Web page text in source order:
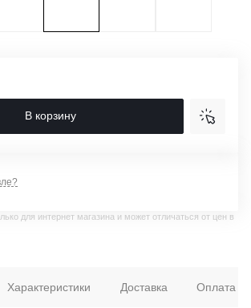
В корзину
для интернет магазина и может отличаться от цен в
Характеристики Доставка Оплата